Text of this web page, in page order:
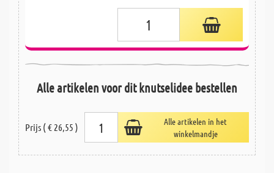
Alle artikelen voor dit knutselidee bestellen
Prijs ( € 26,55 )
Alle artikelen in het
winkelmandje